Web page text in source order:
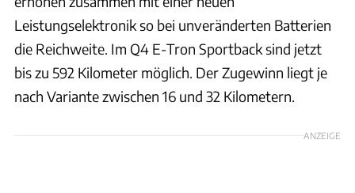
Leistungselektronik so bei unveränderten Batterien
die Reichweite. Im Q4 E-Tron Sportback sind jetzt
bis zu 592 Kilometer möglich. Der Zugewinn liegt je
nach Variante zwischen 16 und 32 Kilometern.
ANZEIGE